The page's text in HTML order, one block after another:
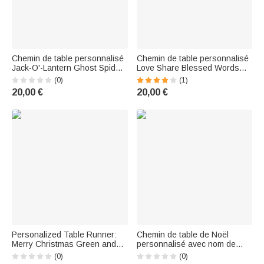
Chemin de table personnalisé
Jack-O'-Lantern Ghost Spider
Web avec texte Home Decor
Halloween Party Gift for Family
Friend
(0)
20,00 €
Chemin de table personnalisé
Love Share Blessed Words
Cloud 1-3 Photos Home Decor
Housewarming Birthday Gift for
Family Friends
(1)
20,00 €
Personalized Table Runner:
Merry Christmas Green and
Red Plaid Table Runner with
(0)
Chemin de table de Noël
personnalisé avec nom de
famille Décoration de la
(0)